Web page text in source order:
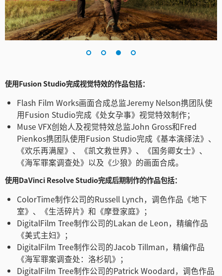
使用Fusion Studio完成视觉特效的作品包括：
Flash Film Works画面合成总监Jeremy Nelson携团队使
用Fusion Studio完成《处女孕事》视觉特效制作；
Muse VFX创始人及视觉特效总监John Gross和Fred
Pienkos携团队使用Fusion Studio完成《基本演绎法》、
《欢乐再满屋》、《凯文救世界》、《国务卿女士》、
《海军罪案调查处》以及《少狼》的画面合成。
使用DaVinci Resolve Studio完成后期制作的作品包括：
ColorTime制作公司的Russell Lynch，调色作品《地下
室》、《生活碎片》和《摩登家庭》；
DigitalFilm Tree制作公司的Lakan de Leon，精编作品
《美式主妇》；
DigitalFilm Tree制作公司的Jacob Tillman，精编作品
《海军罪案调查处：洛杉矶》；
DigitalFilm Tree制作公司的Patrick Woodard，调色作品